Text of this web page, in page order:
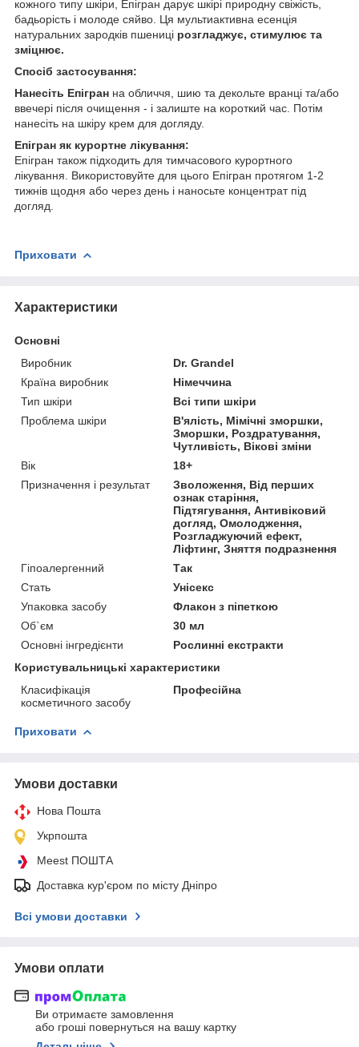
кожного типу шкіри, Епігран дарує шкірі природну свіжість,
бадьорість і молоде сяйво. Ця мультиактивна есенція
натуральних зародків пшениці розгладжує, стимулює та
зміцнює.
Спосіб застосування:
Нанесіть Епігран на обличчя, шию та декольте вранці та/або
ввечері після очищення - і залиште на короткий час. Потім
нанесіть на шкіру крем для догляду.
Епігран як курортне лікування:
Епігран також підходить для тимчасового курортного
лікування. Використовуйте для цього Епігран протягом 1-2
тижнів щодня або через день і наносьте концентрат під
догляд.
Приховати
Характеристики
Основні
Виробник
Dr. Grandel
Країна виробник
Німеччина
Тип шкіри
Всі типи шкіри
Проблема шкіри
В'ялість, Мімічні зморшки,
Зморшки, Роздратування,
Чутливість, Вікові зміни
Вік
18+
Призначення і результат
Зволоження, Від перших
ознак старіння,
Підтягування, Антивіковий
догляд, Омолодження,
Розгладжуючий ефект,
Ліфтинг, Зняття подразнення
Гіпоалергенний
Так
Стать
Унісекс
Упаковка засобу
Флакон з піпеткою
Об`єм
30 мл
Основні інгредієнти
Рослинні екстракти
Користувальницькі характеристики
Класифікація
косметичного засобу
Професійна
Приховати
Умови доставки
Нова Пошта
Укрпошта
Meest ПОШТА
Доставка кур'єром по місту Дніпро
Всі умови доставки
Умови оплати
Ви отримаєте замовлення
або гроші повернуться на вашу картку